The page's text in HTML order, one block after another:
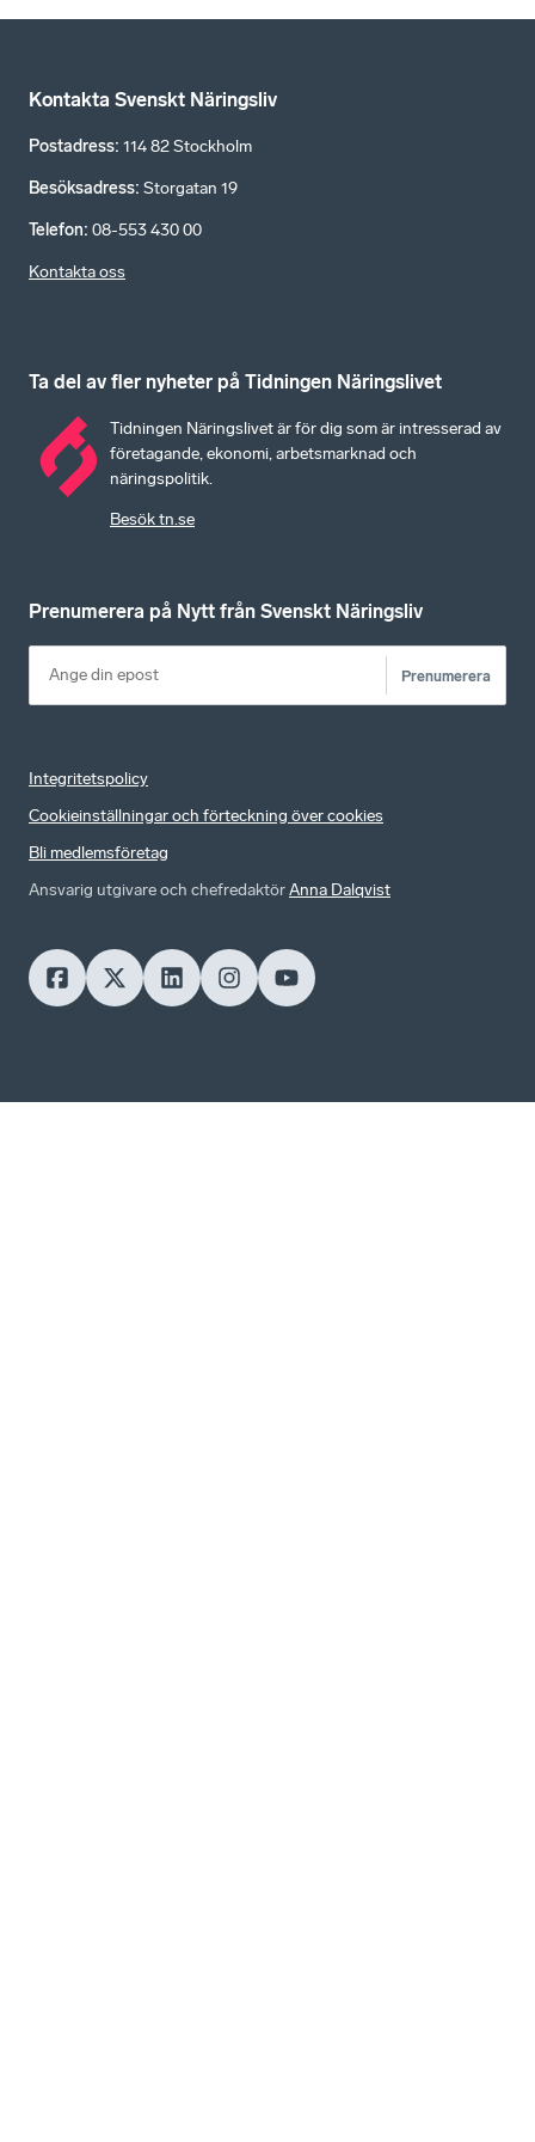
Kontakta Svenskt Näringsliv
Postadress: 114 82 Stockholm
Besöksadress: Storgatan 19
Telefon: 08-553 430 00
Kontakta oss
Ta del av fler nyheter på Tidningen Näringslivet
Tidningen Näringslivet är för dig som är intresserad av
företagande, ekonomi, arbetsmarknad och
näringspolitik.
Besök tn.se
Prenumerera på Nytt från Svenskt Näringsliv
Prenumerera
Integritetspolicy
Cookieinställningar och förteckning över cookies
Bli medlemsföretag
Ansvarig utgivare och chefredaktörAnna Dalqvist